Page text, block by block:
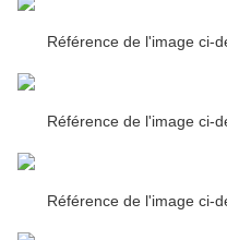
Référence de l'image ci-
Référence de l'image ci-
Référence de l'image ci-